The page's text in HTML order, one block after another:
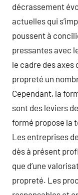
décrassement
actuelles qui
poussent à
pressantes avec
le cadre des axes
propreté un
Cependant, la
sont des leviers
formé propose la
Les entreprises
dès à présent
que d’une
propreté. Les